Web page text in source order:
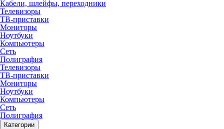
Кабели, шлейфы, переходники
Телевизоры
ТВ-приставки
Мониторы
Ноутбуки
Компьютеры
Сеть
Полиграфия
Телевизоры
ТВ-приставки
Мониторы
Ноутбуки
Компьютеры
Сеть
Полиграфия
Категории